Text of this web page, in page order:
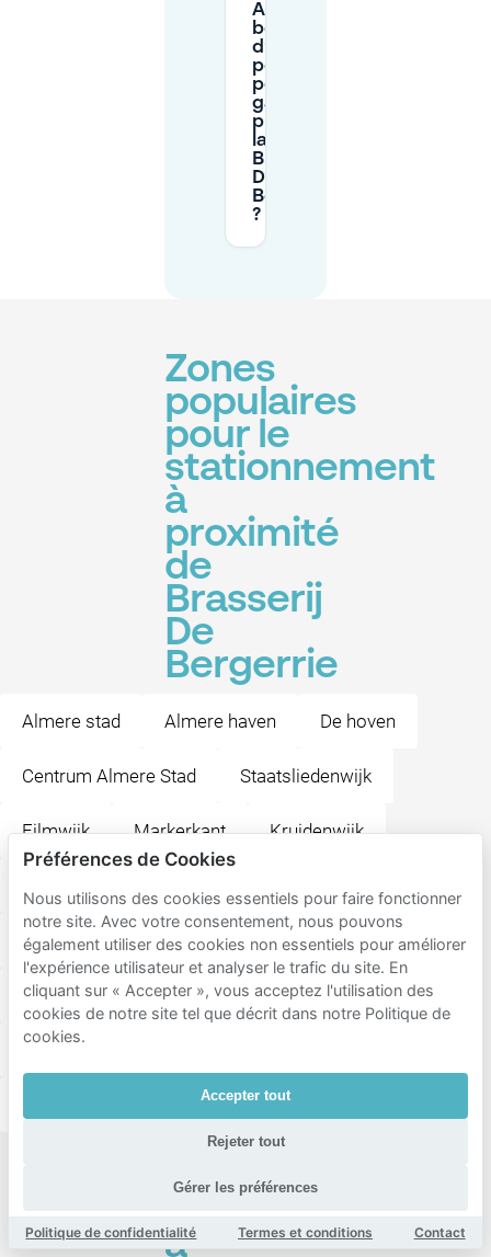
Ai-je
besoin
d’un
permis
pour me
garer
près de
la
Brasserij
De
Bergerrie
?
Zones
populaires
pour le
stationnement
à
proximité
de
Brasserij
De
Bergerrie
Almere stad Almere haven De hoven
Centrum Almere Stad Staatsliedenwijk
Filmwijk Markerkant Kruidenwijk
Verzetswijk Muziekwijk Noord Parkwijk
Noorderplassen De Steiger Danswijk
Destinations
à
Préférences de Cookies
Nous utilisons des cookies essentiels pour faire fonctionner
notre site. Avec votre consentement, nous pouvons
également utiliser des cookies non essentiels pour améliorer
l'expérience utilisateur et analyser le trafic du site. En
cliquant sur « Accepter », vous acceptez l'utilisation des
cookies de notre site tel que décrit dans notre Politique de
cookies.
Accepter tout
Rejeter tout
Gérer les préférences
Politique de confidentialité Termes et conditions Contact